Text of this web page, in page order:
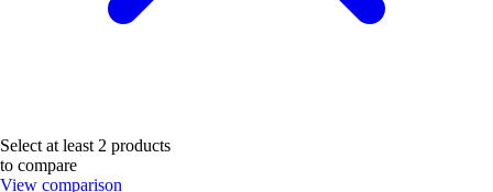
Select at least 2 products
to compare
View comparison